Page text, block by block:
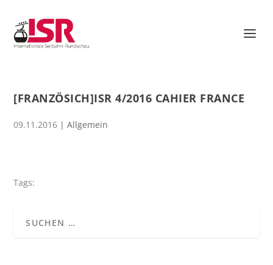
[FRANZÖSICH]ISR 4/2016 CAHIER FRANCE
09.11.2016 | Allgemein
Tags: